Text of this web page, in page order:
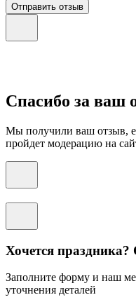
Отправить отзыв
Спасибо за ваш
Мы получили ваш отзыв,
пройдет модерацию на
Хочется праздника?
Заполните форму и наш
уточнения деталей